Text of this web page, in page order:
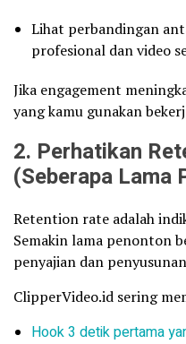
Lihat perbandingan
profesional dan video
Jika engagement
yang kamu gunakan
2. Perhatikan
(Seberapa Lama
Retention rate adalah
Semakin lama penonton
penyajian dan
ClipperVideo.id sering
Hook 3 detik pertama